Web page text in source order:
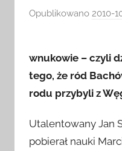
Opublikowano 2010-
wnukowie – czyli
tego, że ród
rodu przybyli z
Utalentowany Jan
pobierał nauki